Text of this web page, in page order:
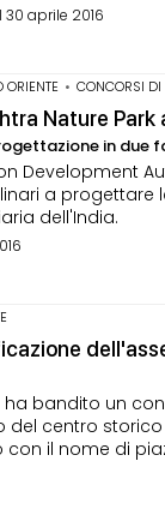
aprile 2016
ORIENTE • CONCORSI DI
Nature Park
in due
Development
a progettare
dell'India.
ha bandito un
centro
il nome di